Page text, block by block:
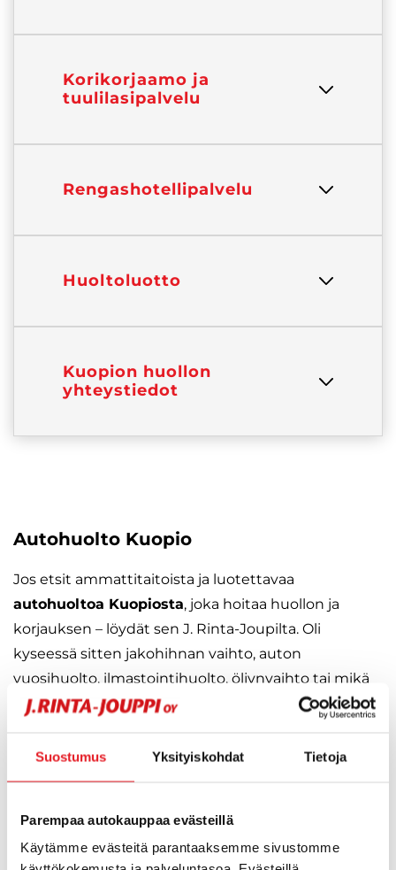
Suostumus Yksityiskohdat Tietoja
Parempaa autokauppaa evästeillä
Käytämme evästeitä parantaaksemme sivustomme
Korikorjaamo ja
tuulilasipalvelu
Rengashotellipalvelu
Huoltoluotto
Kuopion huollon
yhteystiedot
Autohuolto Kuopio
Jos etsit ammattitaitoista ja luotettavaa
autohuoltoa Kuopiosta, joka hoitaa huollon ja
korjauksen – löydät sen J. Rinta-Joupilta. Oli
kyseessä sitten jakohihnan vaihto, auton
vuosihuolto, ilmastointihuolto, öljynvaihto tai mikä
tahansa muu auton huoltoon liittyvä toimenpide tai
merkkihuolto. Lisäksi saatavilla on laadukas
monimerkkihuolto, joka huoltaa minkä tahansa